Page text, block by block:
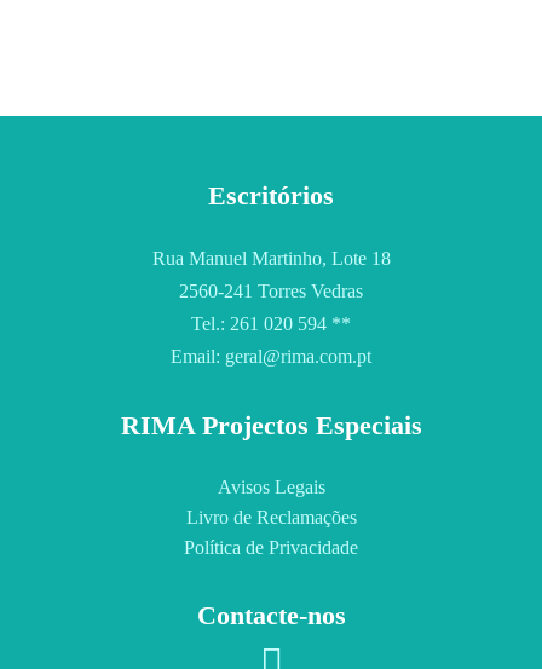
Escritórios
Rua Manuel Martinho, Lote 18
2560-241 Torres Vedras
Tel.: 261 020 594 **
Email: geral@rima.com.pt
RIMA Projectos Especiais
Avisos Legais
Livro de Reclamações
Política de Privacidade
Contacte-nos